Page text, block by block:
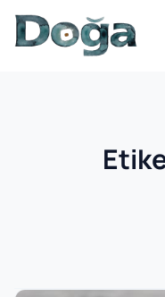
İçeriğe geç